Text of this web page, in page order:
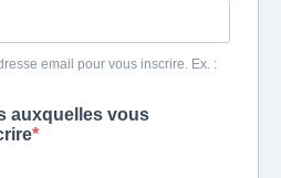
email pour vous inscrire. Ex. :
auxquelles vous